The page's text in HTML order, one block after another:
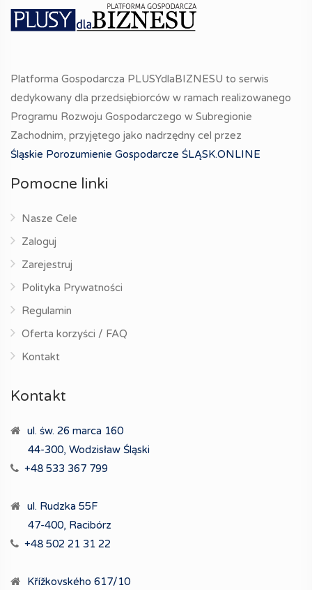
Platforma Gospodarcza PLUSYdlaBIZNESU to serwis
dedykowany dla przedsiębiorców w ramach realizowanego
Programu Rozwoju Gospodarczego w Subregionie
Zachodnim, przyjętego jako nadrzędny cel przez
Śląskie Porozumienie Gospodarcze ŚLĄSK.ONLINE
Pomocne linki
Nasze Cele
Zaloguj
Zarejestruj
Polityka Prywatności
Regulamin
Oferta korzyści / FAQ
Kontakt
Kontakt
ul. św. 26 marca 160
44-300, Wodzisław Śląski
+48 533 367 799
ul. Rudzka 55F
47-400, Racibórz
+48 502 21 31 22
Křížkovského 617/10